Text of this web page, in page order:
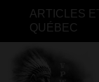
contenu
ARTICLES
QUÉBEC